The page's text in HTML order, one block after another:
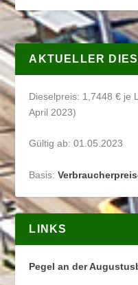
AKTUELLER
Dieselpreis: 1,7448 € je
April 2023)
Gültig ab: 01.05.2023
Basis:
LINKS
Pegel an der